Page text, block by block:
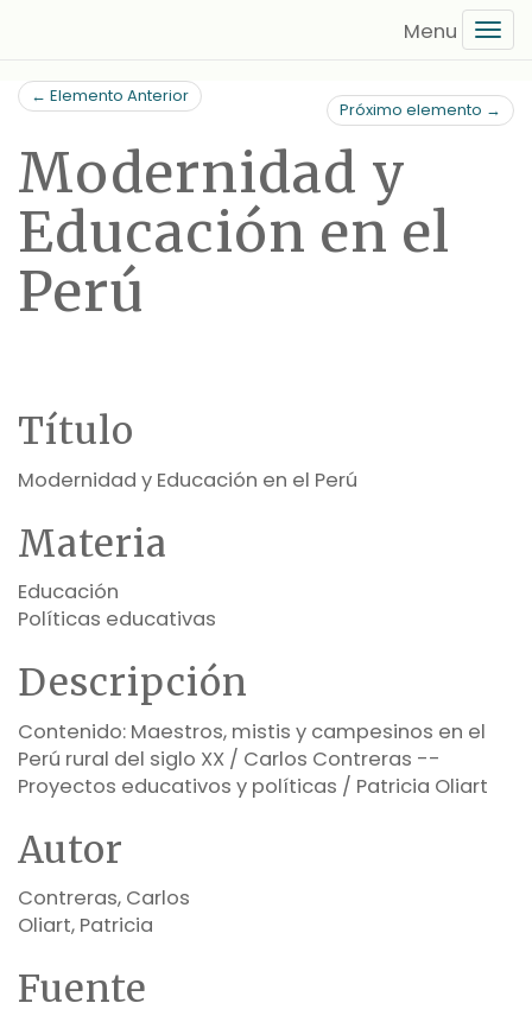
contenido
principal
← Elemento Anterior
Próximo elemento →
Modernidad y
Educación en el
Perú
Título
Modernidad y Educación en el Perú
Materia
Educación
Políticas educativas
Descripción
Contenido: Maestros, mistis y campesinos en el
Perú rural del siglo XX / Carlos Contreras --
Proyectos educativos y políticas / Patricia Oliart
Autor
Contreras, Carlos
Oliart, Patricia
Fuente